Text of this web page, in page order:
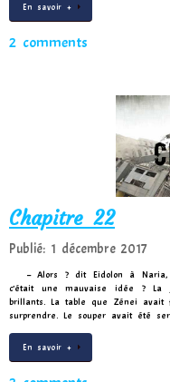
En savoir +
2 comments
Chapitre 22
Publié: 1 décembre 2017
– Alors ? dit Eidolon à
c’était une mauvaise idée ?
brillants. La table que Zénei
surprendre. Le souper avait été
En savoir +